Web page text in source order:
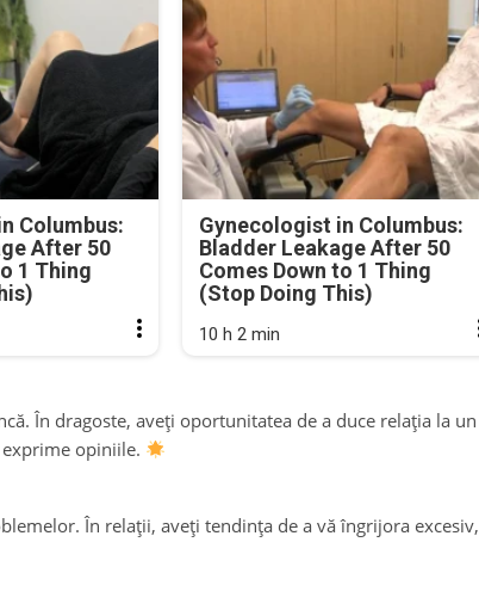
Columbus:
After 50
1 Thing
Gynecologist in Columbus:
Bladder Leakage After 50
Comes Down to 1 Thing
(Stop Doing This)
10 h 2 min
În dragoste, aveți oportunitatea de a duce relația la un
opiniile.
În relații, aveți tendința de a vă îngrijora excesiv,